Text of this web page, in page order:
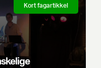
Kort fagartikkel